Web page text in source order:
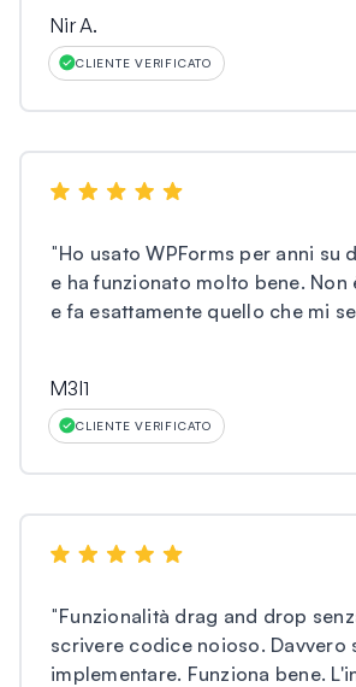
Nir A.
CLIENTE VERIFICATO
"Ho usato WPForms per anni su
e ha funzionato molto bene. Non
e fa esattamente quello che mi
M3l1
CLIENTE VERIFICATO
"Funzionalità drag and drop
scrivere codice noioso. Davvero
implementare. Funziona bene.